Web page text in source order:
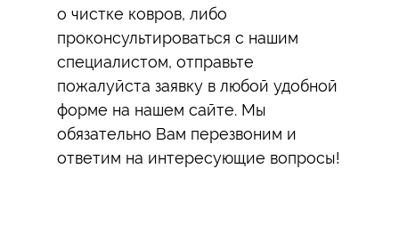
о чистке ковров, либо
проконсультироваться с нашим
специалистом, отправьте
пожалуйста заявку в любой удобной
форме на нашем сайте. Мы
обязательно Вам перезвоним и
ответим на интересующие вопросы!